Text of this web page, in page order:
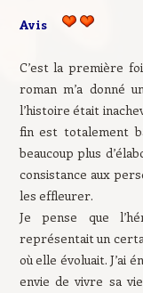
Avis
C’est la première
roman m’a donné
l’histoire était
fin est totalement
beaucoup plus
consistance aux
les effleurer.
Je pense que
représentait un
où elle évoluait. J’ai
envie de vivre sa